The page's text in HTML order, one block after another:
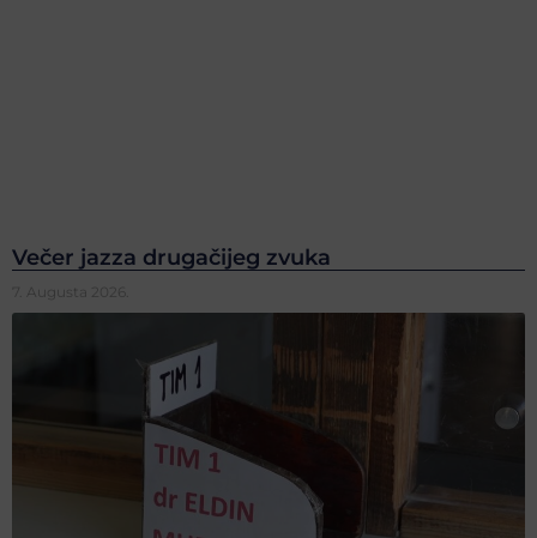
Večer jazza drugačijeg zvuka
7. Augusta 2026.